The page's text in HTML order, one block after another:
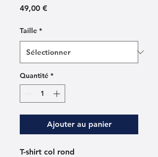
49,00 €
Taille *
Quantité *
Ajouter au panier
T-shirt col rond